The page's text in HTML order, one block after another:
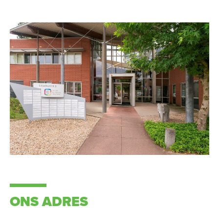
ONS ADRES